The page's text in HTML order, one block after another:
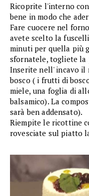
Ricoprite l'interno
bene in modo che
Fare cuocere nel
avete scelto la
minuti per quella più
sfornatele, togliete la
Inserite nell' incavo il
bosco ( i frutti di
miele, una foglia di
balsamico). La
sarà ben addensato).
Riempite le ricottine
rovesciate sul piatto